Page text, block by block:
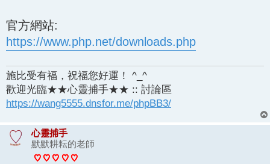
官方網站:
https://www.php.net/downloads.php
施比受有福，祝福您好運！ ^_^
歡迎光臨★★心靈捕手★★ :: 討論區
https://wang5555.dnsfor.me/phpBB3/
心靈捕手
默默耕耘的老師